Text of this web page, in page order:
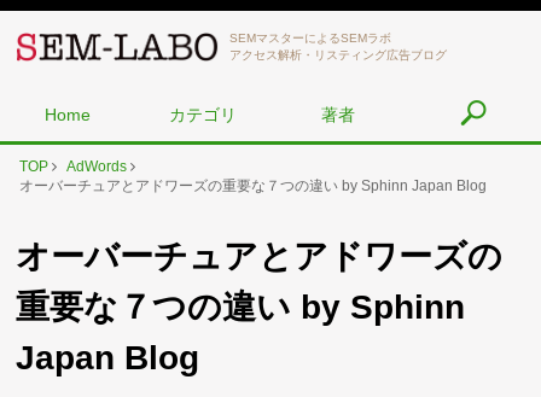
SEMマスターによるSEMラボ
アクセス解析・リスティング広告ブログ
Home カテゴリ 著者
TOP
AdWords
オーバーチュアとアドワーズの重要な７つの違い by Sphinn Japan Blog
オーバーチュアとアドワーズの
重要な７つの違い by Sphinn
Japan Blog